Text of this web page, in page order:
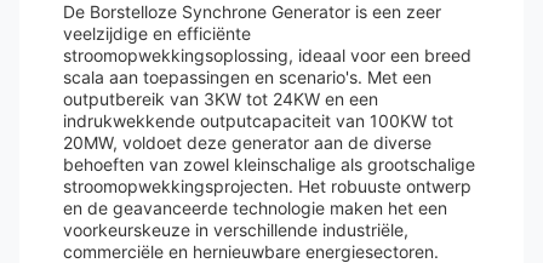
De Borstelloze Synchrone Generator is een zeer
veelzijdige en efficiënte
stroomopwekkingsoplossing, ideaal voor een breed
scala aan toepassingen en scenario's. Met een
outputbereik van 3KW tot 24KW en een
indrukwekkende outputcapaciteit van 100KW tot
20MW, voldoet deze generator aan de diverse
behoeften van zowel kleinschalige als grootschalige
stroomopwekkingsprojecten. Het robuuste ontwerp
en de geavanceerde technologie maken het een
voorkeurskeuze in verschillende industriële,
commerciële en hernieuwbare energiesectoren.